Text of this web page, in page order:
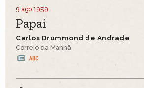
9 ago 1959
Papai
Carlos Drummond de Andrade
Correio da Manhã